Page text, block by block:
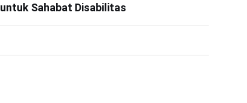
untuk Sahabat Disabilitas